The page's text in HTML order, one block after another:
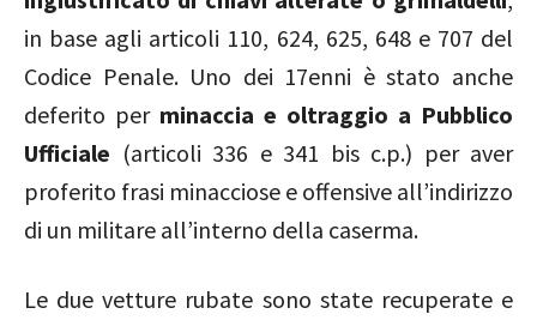
in base agli articoli 110, 624, 625, 648 e 707 del
Codice Penale. Uno dei 17enni è stato anche
deferito per minaccia e oltraggio a Pubblico
Ufficiale (articoli 336 e 341 bis c.p.) per aver
proferito frasi minacciose e offensive all’indirizzo
di un militare all’interno della caserma.
Le due vetture rubate sono state recuperate e